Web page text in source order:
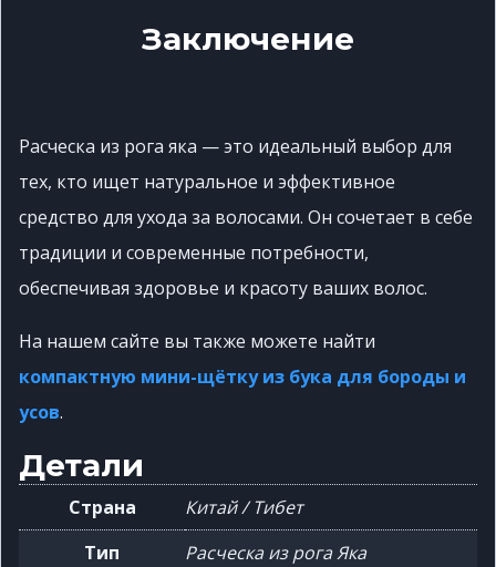
Заключение
Расческа из рога яка — это идеальный выбор для
тех, кто ищет натуральное и эффективное
средство для ухода за волосами. Он сочетает в себе
традиции и современные потребности,
обеспечивая здоровье и красоту ваших волос.
На нашем сайте вы также можете найти
компактную мини-щётку из бука для бороды и
усов.
Детали
Страна
Китай / Тибет
Тип
Расческа из рога Яка